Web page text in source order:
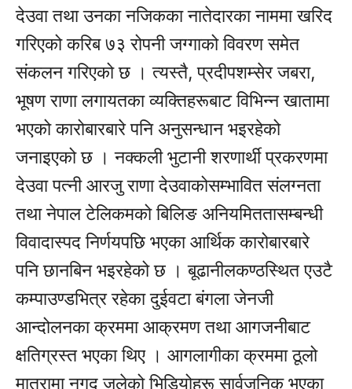
देउवा तथा उनका नजिकका नातेदारका नाममा खरिद
गरिएको करिब ७३ रोपनी जग्गाको विवरण समेत
संकलन गरिएको छ । त्यस्तै, प्रदीपशम्सेर जबरा,
भूषण राणा लगायतका व्यक्तिहरूबाट विभिन्न खातामा
भएको कारोबारबारे पनि अनुसन्धान भइरहेको
जनाइएको छ । नक्कली भुटानी शरणार्थी प्रकरणमा
देउवा पत्नी आरजु राणा देउवाकोसम्भावित संलग्नता
तथा नेपाल टेलिकमको बिलिङ अनियमिततासम्बन्धी
विवादास्पद निर्णयपछि भएका आर्थिक कारोबारबारे
पनि छानबिन भइरहेको छ । बूढानीलकण्ठस्थित एउटै
कम्पाउण्डभित्र रहेका दुईवटा बंगला जेनजी
आन्दोलनका क्रममा आक्रमण तथा आगजनीबाट
क्षतिग्रस्त भएका थिए । आगलागीका क्रममा ठूलो
मात्रामा नगद जलेको भिडियोहरू सार्वजनिक भएका